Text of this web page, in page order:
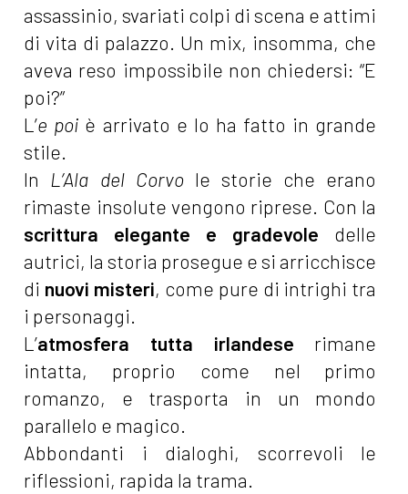
assassinio, svariati colpi di scena e attimi
di vita di palazzo. Un mix, insomma, che
aveva reso impossibile non chiedersi: “E
poi?”
L’e poi è arrivato e lo ha fatto in grande
stile.
In L’Ala del Corvole storie che erano
rimaste insolute vengono riprese. Con la
scrittura elegante e gradevole delle
autrici, la storia prosegue e si arricchisce
di nuovi misteri, come pure di intrighi tra
i personaggi.
L’atmosfera tutta irlandese rimane
intatta, proprio come nel primo
romanzo, e trasporta in un mondo
parallelo e magico.
Abbondanti i dialoghi, scorrevoli le
riflessioni, rapida la trama.